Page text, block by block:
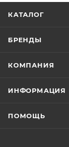
КАТАЛОГ
БРЕНДЫ
КОМПАНИЯ
ИНФОРМАЦИЯ
ПОМОЩЬ